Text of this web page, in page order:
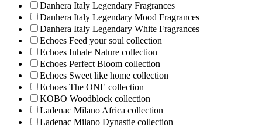
Danhera Italy Legendary Fragrances
Danhera Italy Legendary Mood Fragrances
Danhera Italy Legendary White Fragrances
Echoes Feed your soul collection
Echoes Inhale Nature collection
Echoes Perfect Bloom collection
Echoes Sweet like home collection
Echoes The ONE collection
KOBO Woodblock collection
Ladenac Milano Africa collection
Ladenac Milano Dynastie collection